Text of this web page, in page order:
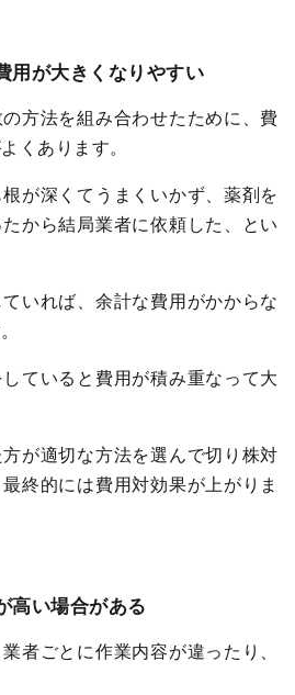
用が大きくなりやすい
方法を組み合わせたために、費
くあります。
が深くてうまくいかず、薬剤を
から結局業者に依頼した、とい
いれば、余計な費用がかからな
ていると費用が積み重なって大
が適切な方法を選んで切り株対
終的には費用対効果が上がりま
高い場合がある
者ごとに作業内容が違ったり、